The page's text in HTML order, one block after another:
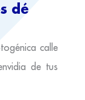
dé
calle
de tus